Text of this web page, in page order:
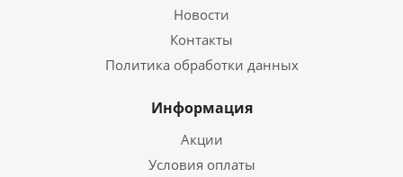
Новости
Контакты
Политика обработки данных
Информация
Акции
Условия оплаты